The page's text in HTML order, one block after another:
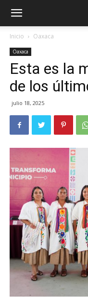
Inicio Oaxaca
Oaxaca
Esta es la
de los
julio 18, 2025